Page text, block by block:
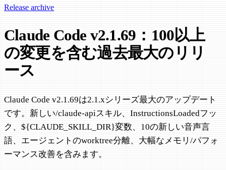
Release archive
Claude Code v2.1.69：100以上
の変更を含む過去最大のリリ
ース
Claude Code v2.1.69は2.1.xシリーズ最大のアップデート
です。新しい/claude-apiスキル、InstructionsLoadedフッ
ク、${CLAUDE_SKILL_DIR}変数、10の新しい音声言
語、エージェントのworktree分離、大幅なメモリ/パフォ
ーマンス改善を含みます。